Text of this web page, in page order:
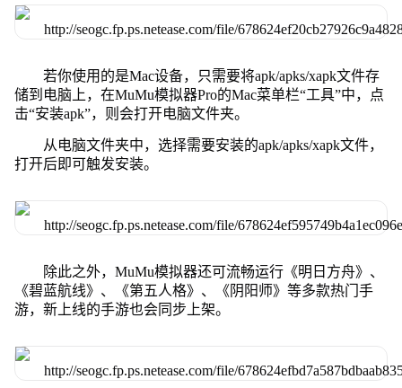
若你使用的是Mac设备，只需要将apk/apks/xapk文件存
储到电脑上，在MuMu模拟器Pro的Mac菜单栏“工具”中，点
击“安装apk”，则会打开电脑文件夹。
从电脑文件夹中，选择需要安装的apk/apks/xapk文件，
打开后即可触发安装。
除此之外，MuMu模拟器还可流畅运行《明日方舟》、
《碧蓝航线》、《第五人格》、《阴阳师》等多款热门手
游，新上线的手游也会同步上架。